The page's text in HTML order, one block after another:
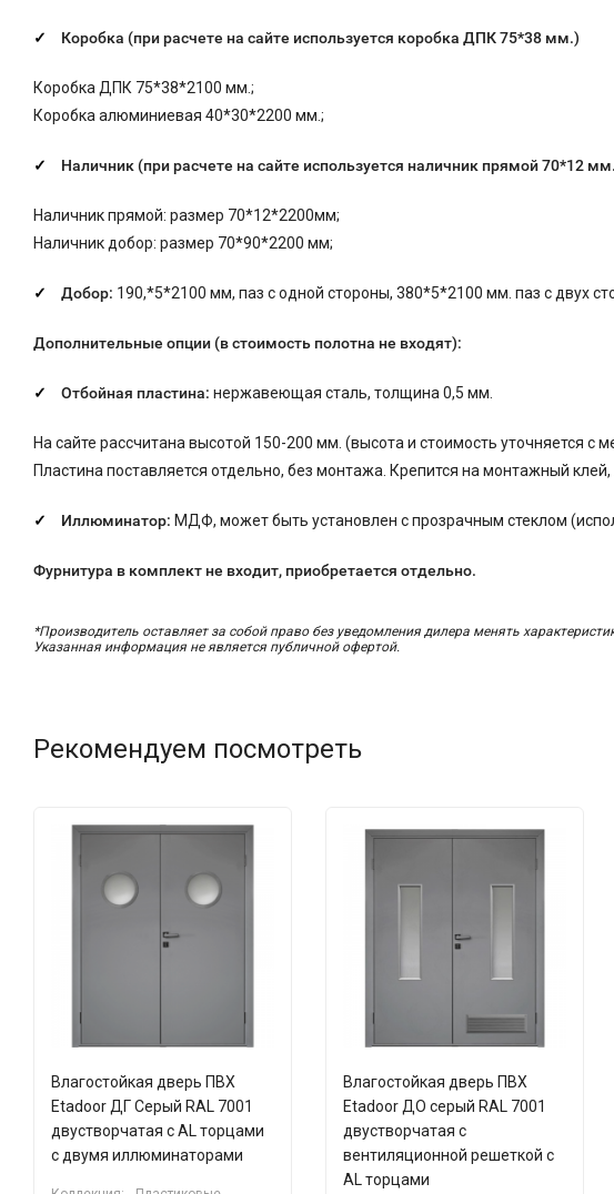
Коробка (при расчете на сайте используется коробка ДПК75*38 мм.)
Коробка ДПК 75*38*2100 мм.;
Коробка алюминиевая 40*30*2200 мм.;
Наличник (при расчете на сайте используется наличник прямой 70*12
Наличник прямой: размер 70*12*2200мм;
Наличник добор: размер 70*90*2200 мм;
Добор: 190,*5*2100 мм, паз с одной стороны, 380*5*2100 мм. паз с двух
Дополнительные опции (в стоимость полотна не входят):
Отбойная пластина: нержавеющая сталь, толщина 0,5 мм.
На сайте рассчитана высотой 150-200 мм. (высота и стоимость уточняется с
Пластина поставляется отдельно, без монтажа. Крепится на монтажный
Иллюминатор: МДФ, может быть установлен с прозрачным стеклом
Фурнитура в комплект не входит, приобретается отдельно.
*Производитель оставляет за собой право без уведомления дилера менять
Указанная информация не является публичной офертой.
Рекомендуем посмотреть
Влагостойкая дверь ПВХ
Etadoor ДГ Серый RAL 7001
двустворчатая с AL торцами
с двумя иллюминаторами
Влагостойкая дверь ПВХ
Etadoor ДО серый RAL 7001
двустворчатая с
вентиляционной решеткой с
AL торцами